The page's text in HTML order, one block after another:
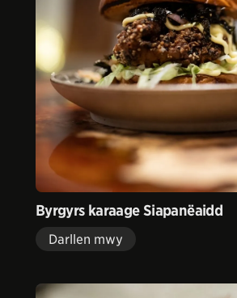
Byrgyrs karaage Siapanëaidd
Darllen mwy